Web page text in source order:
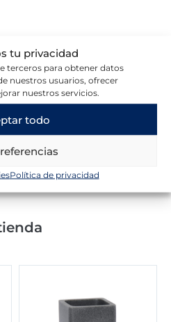
tu privacidad
terceros para obtener datos
nuestros usuarios, ofrecer
nuestros servicios.
todo
Política de privacidad
clientes